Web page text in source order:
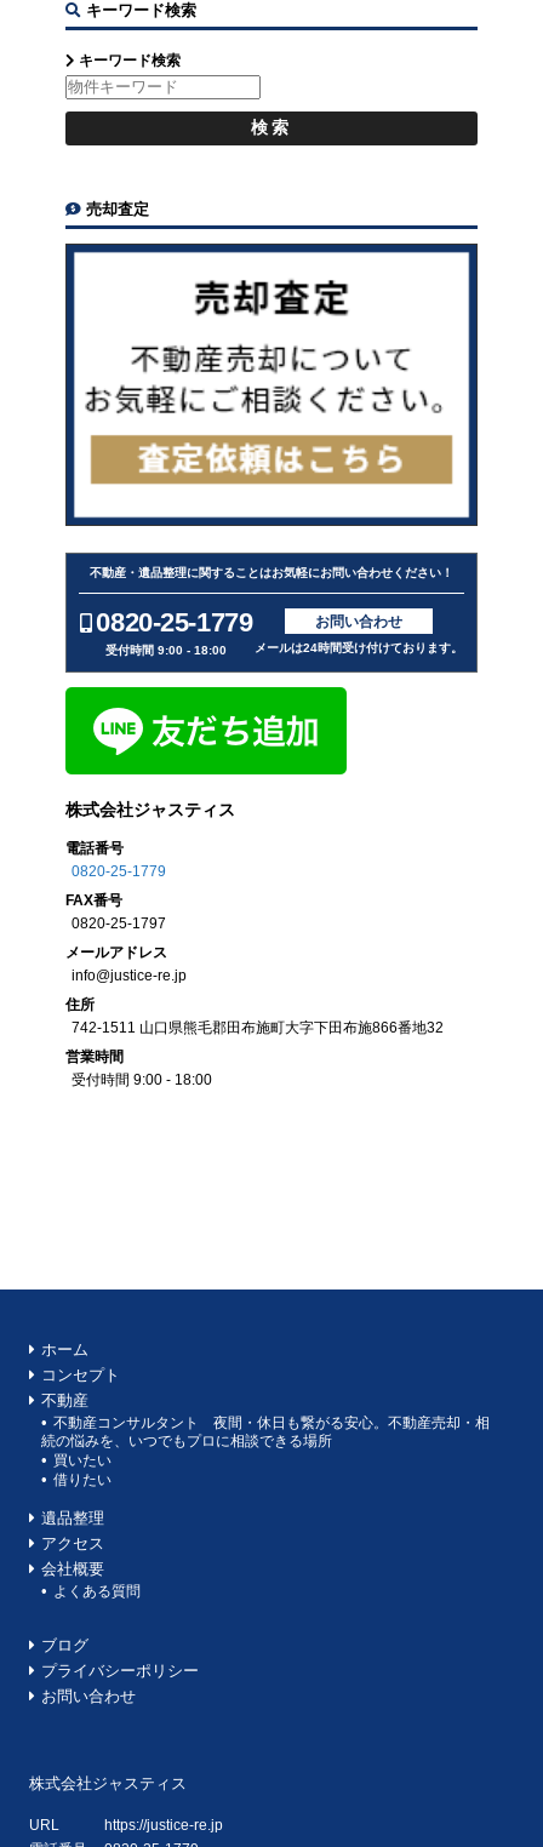
キーワード検索
キーワード検索
売却査定
不動産・遺品整理に関することはお気軽にお問い合わせください！
0820-25-1779
受付時間 9:00 - 18:00
お問い合わせ
メールは24時間受け付けております。
株式会社ジャスティス
電話番号
0820-25-1779
FAX番号
0820-25-1797
メールアドレス
info@justice-re.jp
住所
742-1511 山口県熊毛郡田布施町大字下田布施866番地32
営業時間
受付時間 9:00 - 18:00
ホーム
コンセプト
不動産
不動産コンサルタント 夜間・休日も繋がる安心。不動産売却・相
続の悩みを、いつでもプロに相談できる場所
買いたい
借りたい
遺品整理
アクセス
会社概要
よくある質問
ブログ
プライバシーポリシー
お問い合わせ
株式会社ジャスティス
URL
https://justice-re.jp